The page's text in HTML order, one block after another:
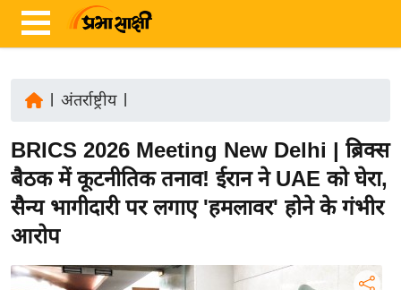
ज़ा
ख
ब
र
ष्ट्री
अंतर्राष्ट्रीय|
BRICS 2026 Meeting New Delhi | ब्रिक्स
बैठक में कूटनीतिक तनाव! ईरान ने UAE को घेरा,
सैन्य भागीदारी पर लगाए 'हमलावर' होने के गंभीर
आरोप